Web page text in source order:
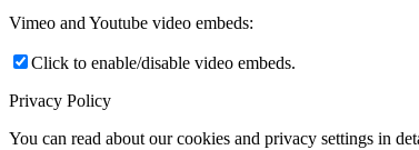
Vimeo and Youtube video embeds:
Click to enable/disable video embeds.
Privacy Policy
You can read about our cookies and privacy settings in